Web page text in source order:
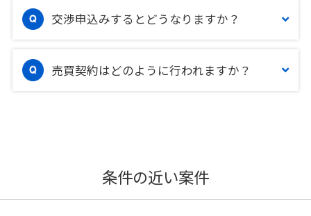
交渉申込みするとどうなりますか？
売買契約はどのように行われますか？
条件の近い案件